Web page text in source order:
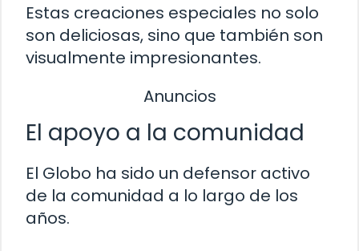
Estas creaciones especiales no solo
son deliciosas, sino que también son
visualmente impresionantes.
Anuncios
El apoyo a la comunidad
El Globo ha sido un defensor activo
de la comunidad a lo largo de los
años.